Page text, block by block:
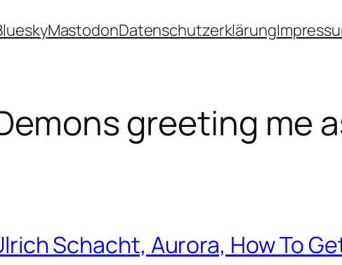
MastodonDatenschutzerklärung
greeting me
Schacht, Aurora, How To